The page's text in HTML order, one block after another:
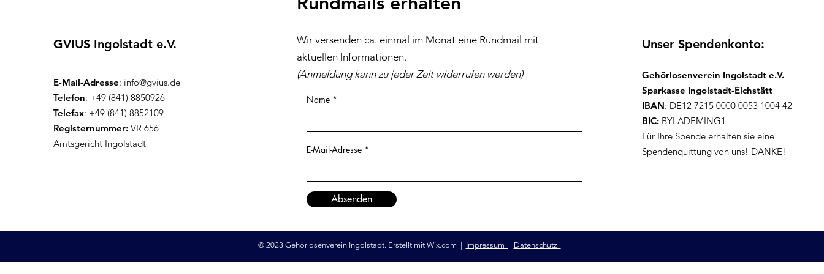
GVIUS Ingolstadt e.V.
E-Mail-Adresse: info@gvius.de
Telefon: +49 (841) 8850926
Telefax: +49 (841) 8852109
Registernummer: VR 656
Amtsgericht Ingolstadt
Wir versenden ca. einmal im Monat eine Rundmail mit
aktuellen Informationen.
(Anmeldung kann zu jeder Zeit widerrufen werden)
Name
E-Mail-Adresse
Absenden
Unser Spendenkonto:
Gehörlosenverein Ingolstadt e.V.
Sparkasse Ingolstadt-Eichstätt
IBAN: DE12 7215 0000 0053 1004 42
BIC: BYLADEMING1
Für Ihre Spende erhalten sie eine
Spendenquittung von uns! DANKE!
© 2023 Gehörlosenverein Ingolstadt. Erstellt mit Wix.com | Impressum | Datenschutz |